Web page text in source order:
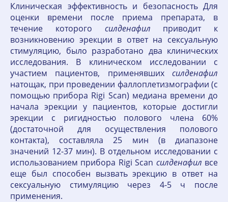
Клиническая эффективность и безопасность Для
оценки времени после приема препарата, в
течение которого силденафил приводит к
возникновению эрекции в ответ на сексуальную
стимуляцию, было разработано два клинических
исследования. В клиническом исследовании с
участием пациентов, применявших силденафил
натощак, при проведении фаллоплетизмографии (с
помощью прибора Rigi Scan) медиана времени до
начала эрекции у пациентов, которые достигли
эрекции с ригидностью полового члена 60%
(достаточной для осуществления полового
контакта), составляла 25 мин (в диапазоне
значений 12-37 мин). В отдельном исследовании с
использованием прибора Rigi Scan силденафил все
еще был способен вызвать эрекцию в ответ на
сексуальную стимуляцию через 4-5 ч после
применения.